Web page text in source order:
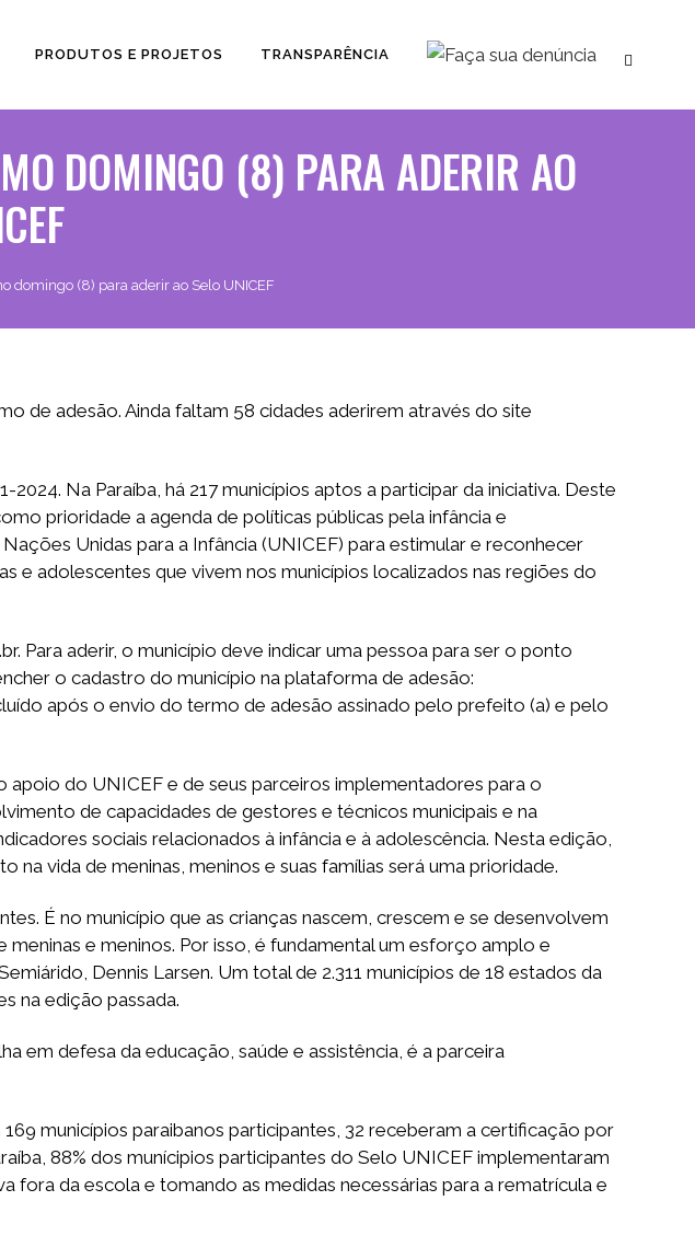
PRODUTOS E PROJETOS TRANSPARÊNCIA
DOMINGO (8) PARA ADERIR AO
domingo (8) para aderir ao Selo UNICEF
de adesão. Ainda faltam 58 cidades aderirem através do site
Na Paraíba, há 217 municípios aptos a participar da iniciativa. Deste
prioridade a agenda de políticas públicas pela infância e
Unidas para a Infância (UNICEF) para estimular e reconhecer
e adolescentes que vivem nos municípios localizados nas regiões do
Para aderir, o município deve indicar uma pessoa para ser o ponto
o cadastro do município na plataforma de adesão:
após o envio do termo de adesão assinado pelo prefeito (a) e pelo
apoio do UNICEF e de seus parceiros implementadores para o
de capacidades de gestores e técnicos municipais e na
sociais relacionados à infância e à adolescência. Nesta edição,
vida de meninas, meninos e suas famílias será uma prioridade.
É no município que as crianças nascem, crescem e se desenvolvem
e meninos. Por isso, é fundamental um esforço amplo e
Dennis Larsen. Um total de 2.311 municípios de 18 estados da
na edição passada.
em defesa da educação, saúde e assistência, é a parceira
municípios paraibanos participantes, 32 receberam a certificação por
88% dos munícipios participantes do Selo UNICEF implementaram
fora da escola e tomando as medidas necessárias para a rematrícula e